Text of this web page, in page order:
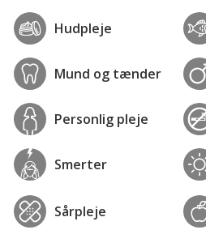
Hudpleje
Mund og tænder
Personlig pleje
Smerter
Sårpleje